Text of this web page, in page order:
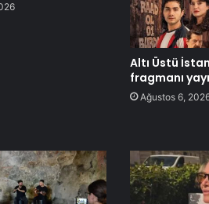
Altı Üstü
fragmanı
Ağustos 6,